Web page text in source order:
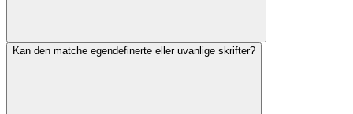
Kan den matche egendefinerte eller uvanlige skrifter?